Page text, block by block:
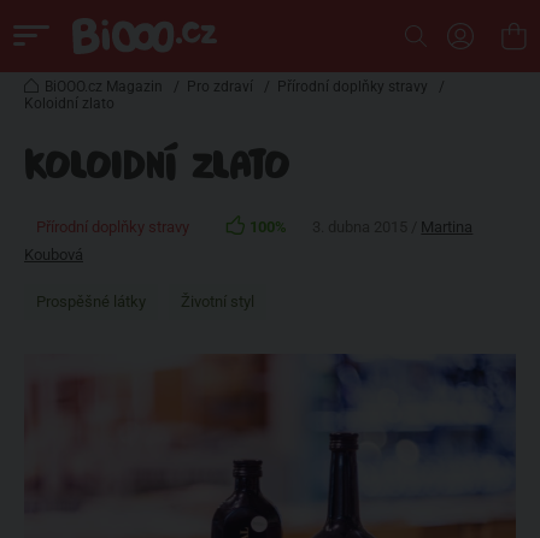
BiOOO.cz Magazin / Pro zdraví / Přírodní doplňky stravy
/
Koloidní zlato
KOLOIDNÍ ZLATO
Přírodní doplňky stravy 100%
Martina
Koubová
Prospěšné látky Životní styl